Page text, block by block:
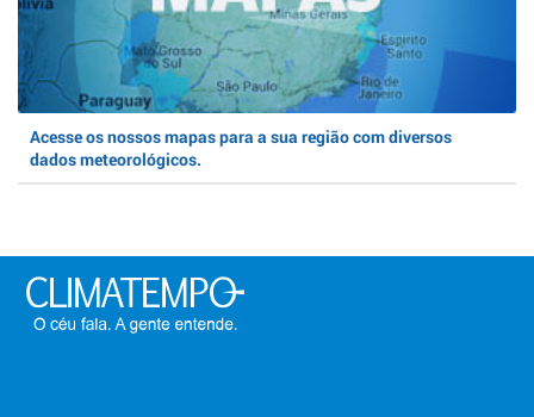
Acesse os nossos mapas para a sua região com diversos
dados meteorológicos.